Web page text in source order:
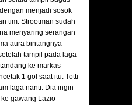
menjadi sosok
tim. Strootman sudah
menyaring serangan
aura bintangnya
tampil pada laga
ke markas
1 gol saat itu. Totti
laga nanti. Dia ingin
gawang Lazio